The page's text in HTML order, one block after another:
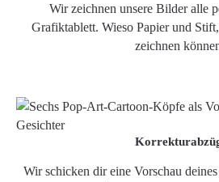
Wir zeichnen unsere Bilder alle
Grafiktablett. Wieso Papier und
zeichnen
Wir schicken dir eine Vorschau